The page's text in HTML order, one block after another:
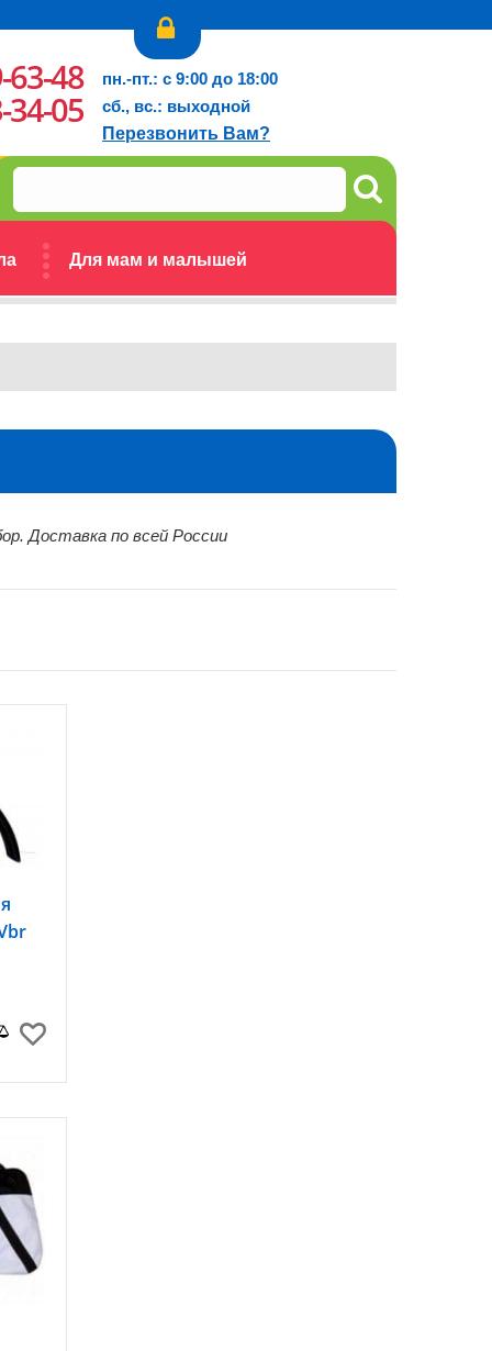
Для мам и малышей
63-48
34-05
пн.-пт.: с 9:00 до 18:00
сб., вс.: выходной
Перезвонить Вам?
Доставка по всей России